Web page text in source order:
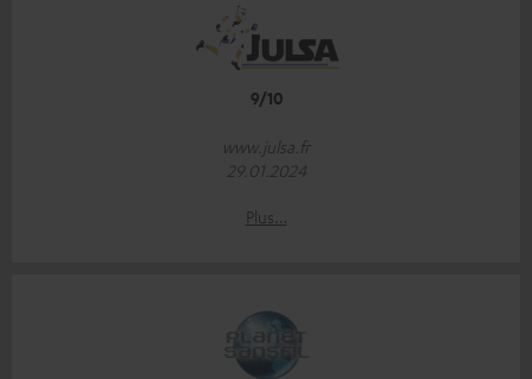
9/10
www.julsa.fr
29.01.2024
Plus…